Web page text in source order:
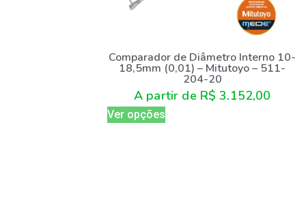
Comparador de Diâmetro Interno 10-
18,5mm (0,01) – Mitutoyo – 511-
204-20
A partir de R$ 3.152,00
Ver opções